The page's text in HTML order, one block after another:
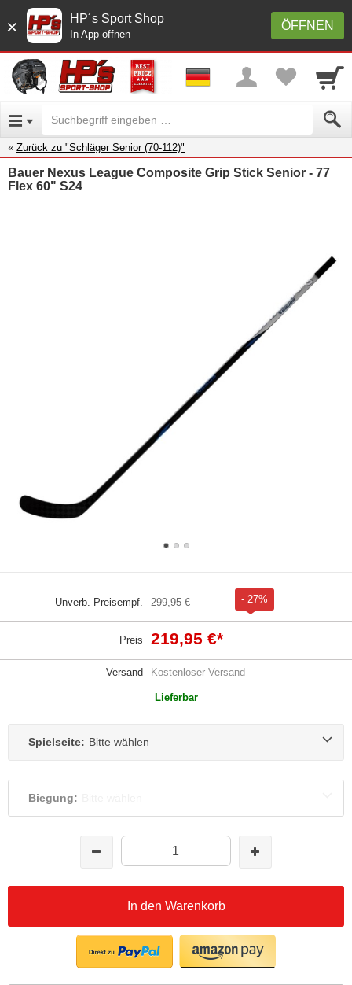
× ÖFFNEN
HP´s Sport Shop
In App öffnen
Zurück zu "Schläger Senior (70-112)"
Bauer Nexus League Composite Grip Stick Senior - 77
Flex 60" S24
Unverb. Preisempf. 299,95 € - 27%
Preis 219,95 €*
Versand Kostenloser Versand
Lieferbar
Spielseite: Bitte wählen
Biegung:
In den Warenkorb